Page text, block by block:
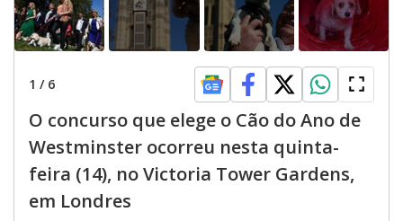
1 / 6
O concurso que elege o Cão do Ano de
Westminster ocorreu nesta quinta-
feira (14), no Victoria Tower Gardens,
em Londres